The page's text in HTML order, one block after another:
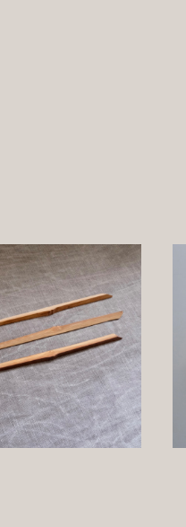
煤竹 菓子楊枝
¥715
詳しく見る